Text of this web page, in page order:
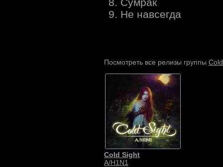
8. Сумрак
9. Не навсегда
Посмотреть все релизы группы
Cold Sight
A/H1N1